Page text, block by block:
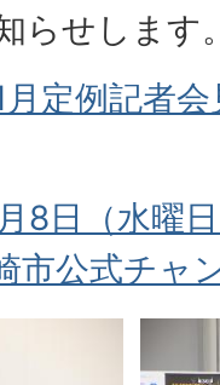
らせします
定例記者
8日（水曜
市公式チャ